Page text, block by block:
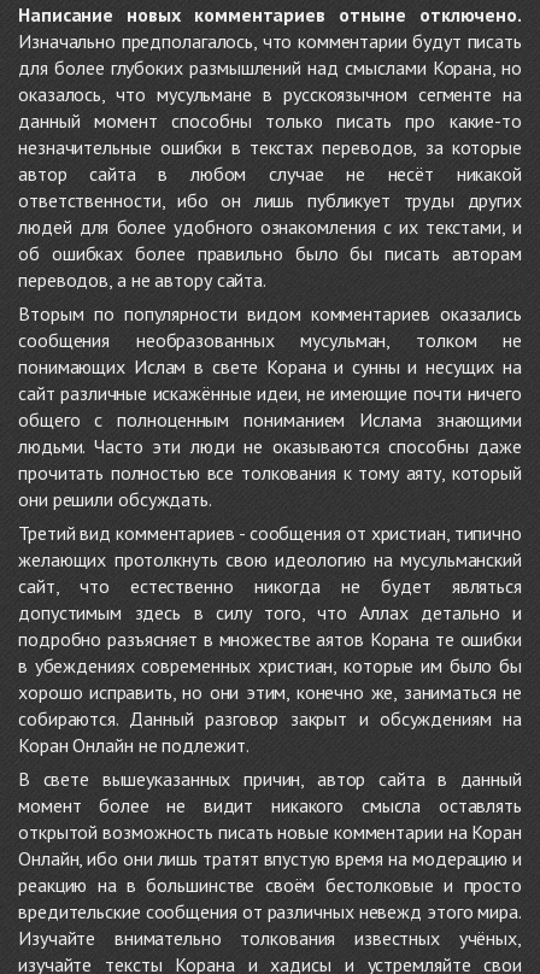
Написание новых комментариев отныне отключено.
Изначально предполагалось, что комментарии будут писать
для более глубоких размышлений над смыслами Корана, но
оказалось, что мусульмане в русскоязычном сегменте на
данный момент способны только писать про какие-то
незначительные ошибки в текстах переводов, за которые
автор сайта в любом случае не несёт никакой
ответственности, ибо он лишь публикует труды других
людей для более удобного ознакомления с их текстами, и
об ошибках более правильно было бы писать авторам
переводов, а не автору сайта.
Вторым по популярности видом комментариев оказались
сообщения необразованных мусульман, толком не
понимающих Ислам в свете Корана и сунны и несущих на
сайт различные искажённые идеи, не имеющие почти ничего
общего с полноценным пониманием Ислама знающими
людьми. Часто эти люди не оказываются способны даже
прочитать полностью все толкования к тому аяту, который
они решили обсуждать.
Третий вид комментариев - сообщения от христиан, типично
желающих протолкнуть свою идеологию на мусульманский
сайт, что естественно никогда не будет являться
допустимым здесь в силу того, что Аллах детально и
подробно разъясняет в множестве аятов Корана те ошибки
в убеждениях современных христиан, которые им было бы
хорошо исправить, но они этим, конечно же, заниматься не
собираются. Данный разговор закрыт и обсуждениям на
Коран Онлайн не подлежит.
В свете вышеуказанных причин, автор сайта в данный
момент более не видит никакого смысла оставлять
открытой возможность писать новые комментарии на Коран
Онлайн, ибо они лишь тратят впустую время на модерацию и
реакцию на в большинстве своём бестолковые и просто
вредительские сообщения от различных невежд этого мира.
Изучайте внимательно толкования известных учёных,
изучайте тексты Корана и хадисы и устремляйте свои